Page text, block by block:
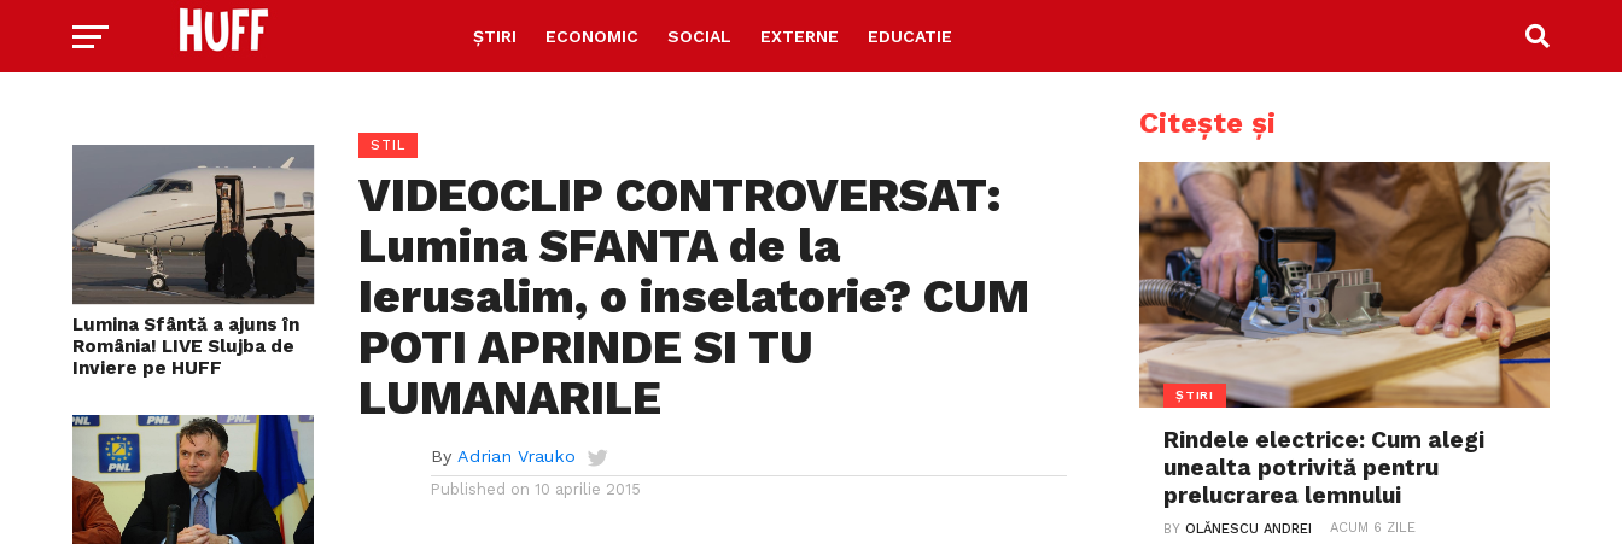
ȘTIRI ECONOMIC SOCIAL EXTERNE EDUCATIE
Lumina Sfântă a ajuns în
România! LIVE Slujba de
Inviere pe HUFF
STIL
VIDEOCLIP CONTROVERSAT:
Lumina SFANTA de la
Ierusalim, o inselatorie? CUM
POTI APRINDE SI TU
LUMANARILE
By Adrian Vrauko
Published on 10 aprilie 2015
Citește și
ȘTIRI
Rindele electrice: Cum alegi
unealta potrivită pentru
prelucrarea lemnului
BYOLĂNESCU ANDREI ACUM 6 ZILE